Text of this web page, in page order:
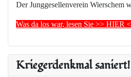
Der Junggesellenverein Wierschem
Was da los war, lesen Sie >> HIER
Kriegerdenkmal saniert!